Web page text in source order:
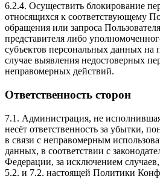
6.2.4. Осуществить блокирование
относящихся к соответствующему
обращения или запроса
представителя либо
субъектов персональных данных на
случае выявления недостоверных
неправомерных действий.
Ответственность сторон
7.1. Администрация, не исполнившая
несёт ответственность за убытки,
в связи с неправомерным
данных, в соответствии с
Федерации, за исключением
5.2. и 7.2. настоящей Политики